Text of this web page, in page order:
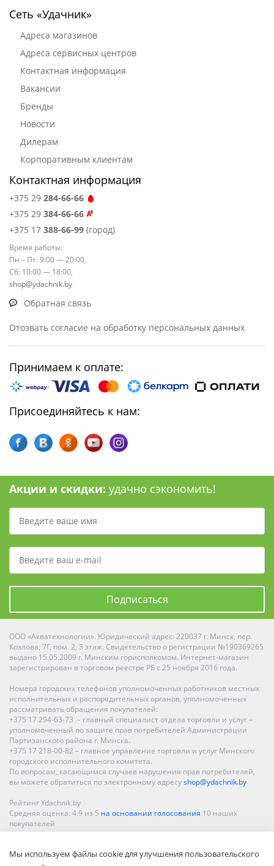
Сеть «Удачник»
Адреса магазинов
Адреса сервисных центров
Контактная информация
Вакансии
Бренды
Новости
Дилерам
Корпоративным клиентам
Контактная информация
+375 29 284-66-66
+375 29 384-66-66
+375 17 388-66-99 (город)
Время работы:
Пн – Пт: 9:00 — 20:00,
Сб: 10:00 — 18:00,
shop@ydachnik.by
Обратная связь
Отозвать согласие на обработку персональных данных
Принимаем к оплате:
Присоединяйтесь к нам:
Акции и скидки: удачно сэкономить!
Подписаться
ООО «Акватехнологии». Юридический адрес: 220037 г. Минск, пер.
Козлова, 7Г, пом. 2, 3 этаж. Свидетельство о регистрации №190369265
выдано 15.05.2009 г. Минским горисполкомом. Интернет-магазин
зарегистрирован в торговом реестре РБ с 25 ноября 2016 года.
Номера городских телефонов уполномоченных работников местных
исполнительных и распорядительных органов, уполномоченных
рассматривать обращения покупателей:
+375 17 294-63-73 – главный специалист отдела торговли и услуг –
уполномоченный по защите прав потребителей Администрации
Партизанского района г. Минска.
+375 17 218-00-82 – главное управление торговли и услуг Минского
городского исполнительного комитета.
По вопросам, касающимся случаев нарушения прав потребителей,
вы можете обратиться по электронному адресуshop@ydachnik.by
Рейтинг Ydachnik.by
Средняя оценка: 4.9 из 5 на основании голосования 10 наших
покупателей
Гродно, Могилеве, Бобруйске, Барановичах, Молодечно,
Мы используем файлы cookie для улучшения пользовательского